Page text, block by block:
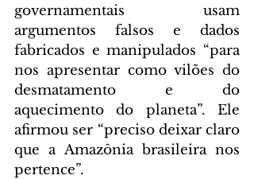
governamentais usam
argumentos falsos e dados
fabricados e manipulados “para
nos apresentar como vilões do
desmatamento e do
aquecimento do planeta”. Ele
afirmou ser “preciso deixar claro
que a Amazônia brasileira nos
pertence”.